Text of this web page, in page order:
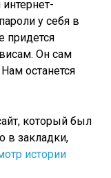
у себя в
придется
Он сам
останется
который был
в закладки,
истории